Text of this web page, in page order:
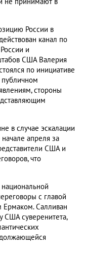
России в
канал по
и
США Валерия
по инициативе
стороны
в случае эскалации
апреля за
США и
что
с главой
Ермаком. Салливан
США суверенитета,